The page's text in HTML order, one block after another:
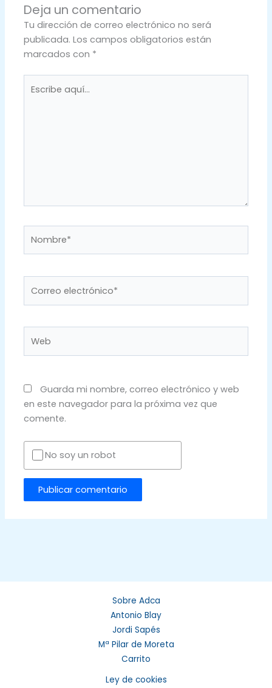
Deja un comentario
Tu dirección de correo electrónico no será
publicada. Los campos obligatorios están
marcados con *
aquí...
electrónico*
Guarda mi nombre, correo electrónico y web
en este navegador para la próxima vez que
comente.
No soy un robot
Sobre Adca
Antonio Blay
Jordi Sapés
Mª Pilar de Moreta
Carrito
Ley de cookies